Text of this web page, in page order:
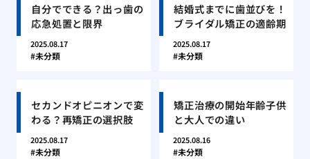
自分でできる？出っ歯の
応急処置と限界
2025.08.17
未分類
結婚式までに歯並びを！
ブライダル矯正の適齢期
2025.08.17
未分類
セカンドオピニオンで変
わる？再矯正の選択肢
2025.08.17
未分類
矯正治療の開始年齢子供
と大人での違い
2025.08.16
未分類